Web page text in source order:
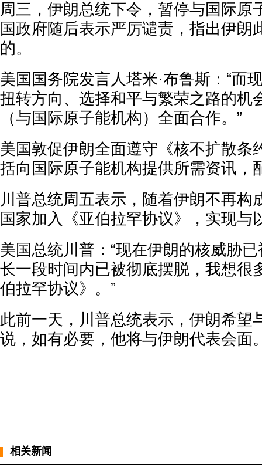
周三，伊朗总统下令，暂停与国际原
国政府随后表示严厉谴责，指出伊朗
的。
美国国务院发言人塔米·布鲁斯：“而
扭转方向、选择和平与繁荣之路的机
（与国际原子能机构）全面合作。”
美国敦促伊朗全面遵守《核不扩散条
括向国际原子能机构提供所需资讯，
川普总统周五表示，随着伊朗不再构
国家加入《亚伯拉罕协议》，实现与
美国总统川普：“现在伊朗的核威胁
长一段时间内已被彻底摆脱，我想很
伯拉罕协议》。”
此前一天，川普总统表示，伊朗希望
说，如有必要，他将与伊朗代表会面
相关新闻